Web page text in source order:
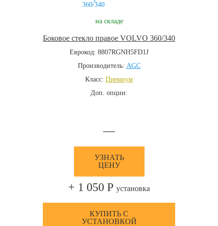
на складе
Боковое стекло правое VOLVO 360/340
Еврокод: 8807RGNH5FD1J
Производитель: AGC
Класс: Премиум
Доп. опции:
—
УЗНАТЬ
ЦЕНУ
+ 1 050 Р установка
КУПИТЬ С
УСТАНОВКОЙ